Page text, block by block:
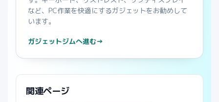
など、PC作業を快適にするガジェットをお勧めして
います。
ガジェットジムへ進む→
関連ページ